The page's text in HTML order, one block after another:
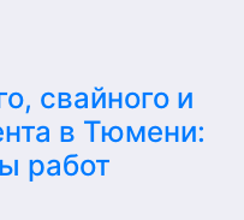
свайного и
в Тюмени:
работ